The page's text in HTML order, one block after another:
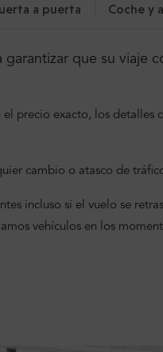
a puerta Coche y
que su viaje
precio exacto, los detalles
cambio o atasco de
incluso si el vuelo se
vehículos en los